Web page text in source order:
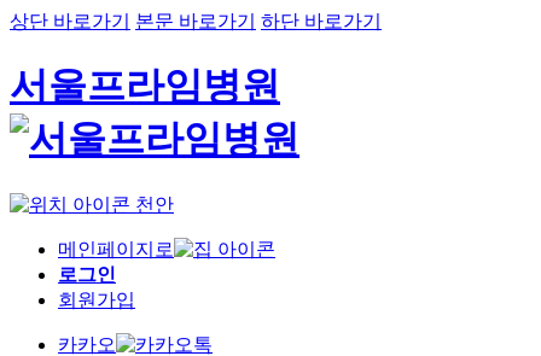
상단 바로가기 본문 바로가기 하단 바로가기
서울프라임병원
천안
메인페이지로
로그인
회원가입
카카오